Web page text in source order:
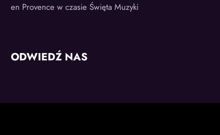
en Provence w czasie Święta Muzyki
ODWIEDŹ NAS